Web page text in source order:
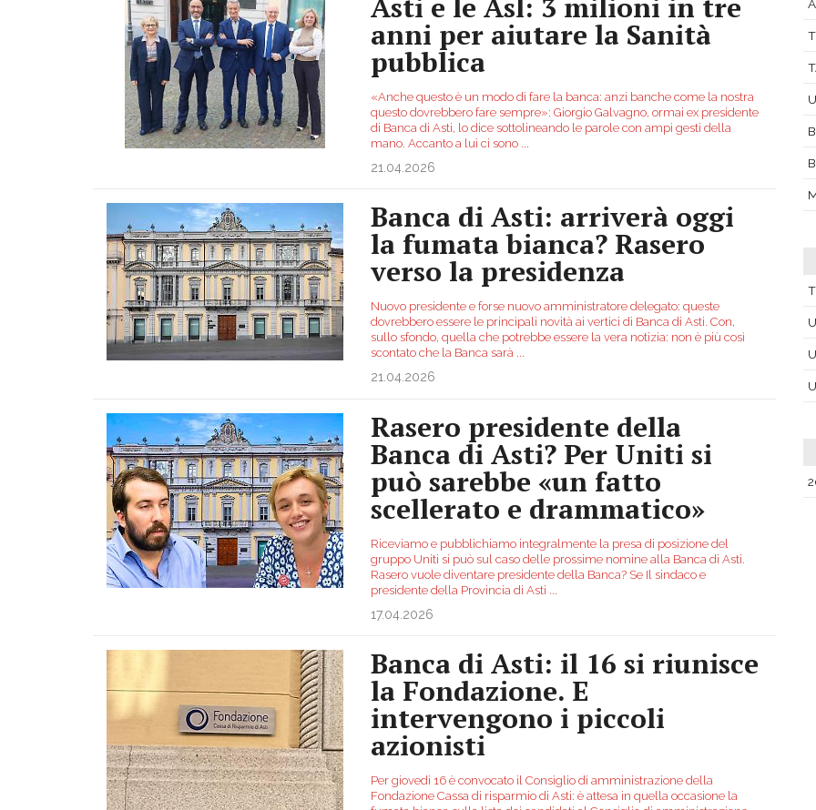
anni per aiutare la Sanità
pubblica
«Anche questo è un modo di fare la banca: anzi banche come la nostra
questo dovrebbero fare sempre»: Giorgio Galvagno, ormai ex presidente
di Banca di Asti, lo dice sottolineando le parole con ampi gesti della
mano. Accanto a lui ci sono
21.04.2026
Banca di Asti: arriverà oggi
la fumata bianca? Rasero
verso la presidenza
Nuovo presidente e forse nuovo amministratore delegato: queste
dovrebbero essere le principali novità ai vertici di Banca di Asti. Con,
sullo sfondo, quella che potrebbe essere la vera notizia: non è più così
scontato che la Banca sarà
21.04.2026
Rasero presidente della
Banca di Asti? Per Uniti si
può sarebbe «un fatto
scellerato e drammatico»
Riceviamo e pubblichiamo integralmente la presa di posizione del
gruppo Uniti si può sul caso delle prossime nomine alla Banca di Asti.
Rasero vuole diventare presidente della Banca? Se Il sindaco e
presidente della Provincia di Asti
17.04.2026
Banca di Asti: il 16 si riunisce
la Fondazione. E
intervengono i piccoli
azionisti
Per giovedì 16 è convocato il Consiglio di amministrazione della
Fondazione Cassa di risparmio di Asti: è attesa in quella occasione la